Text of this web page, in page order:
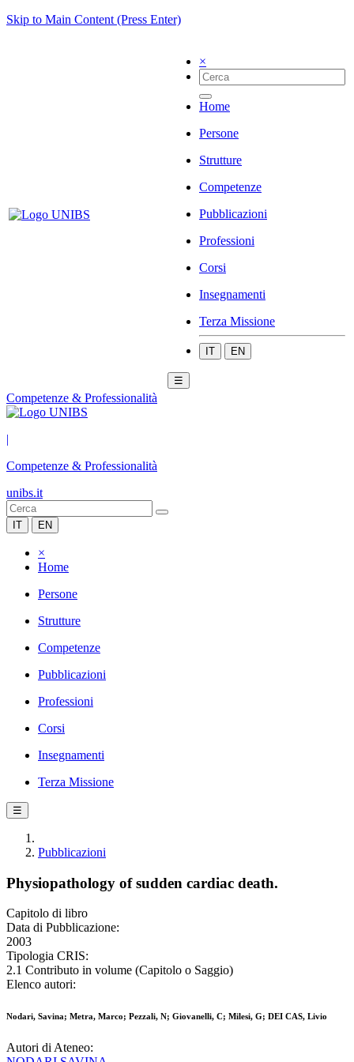
Skip to Main Content (Press Enter)
×
Home
Persone
Strutture
Competenze
Pubblicazioni
Professioni
Corsi
Insegnamenti
Terza Missione
IT EN
☰
Competenze & Professionalità
|
Competenze & Professionalità
unibs.it
IT EN
×
Home
Persone
Strutture
Competenze
Pubblicazioni
Professioni
Corsi
Insegnamenti
Terza Missione
☰
Pubblicazioni
Physiopathology of sudden cardiac death.
Capitolo di libro
Data di Pubblicazione:
2003
Tipologia CRIS:
2.1 Contributo in volume (Capitolo o Saggio)
Elenco autori:
Nodari, Savina; Metra, Marco; Pezzali, N; Giovanelli, C; Milesi, G; DEI CAS, Livio
Autori di Ateneo: